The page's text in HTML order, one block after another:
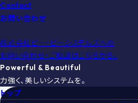
Contact
お問い合わせ
株式会社ピー・ビーシステムズへの
お問い合わせ・ご相談はこちらから。
Powerful & Beautiful
力強く、美しいシステムを。
トップ